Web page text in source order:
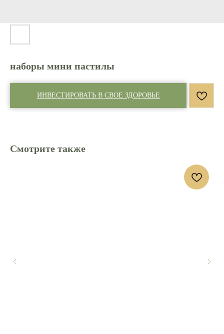
наборы мини пастилы
ИНВЕСТИРОВАТЬ В СВОЕ ЗДОРОВЬЕ
Смотрите также